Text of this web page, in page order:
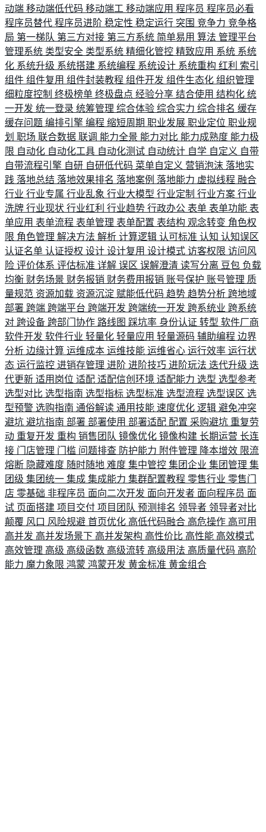
动端 移动端低代码 移动端工 移动端应用 程序员 程序员必看
程序员替代 程序员进阶 稳定性 稳定运行 突围 竞争力 竞争格
局 第一梯队 第三方对接 第三方系统 简单易用 算法 管理平台
管理系统 类型安全 类型系统 精细化管控 精致应用 系统 系统
化 系统升级 系统搭建 系统编程 系统设计 系统重构 红利 索引
组件 组件复用 组件封装教程 组件开发 组件生态化 组织管理
细粒度控制 终极榜单 终极盘点 经验分享 结合使用 结构化 统
一开发 统一登录 统筹管理 综合体验 综合实力 综合排名 缓存
缓存问题 编排引擎 编程 缩短周期 职业发展 职业定位 职业规
划 职场 联合数据 联调 能力全景 能力对比 能力成熟度 能力极
限 自动化 自动化工具 自动化测试 自动统计 自学 自定义 自带
自带流程引擎 自研 自研低代码 菜单自定义 营销泡沫 落地实
践 落地总结 落地效果排名 落地案例 落地能力 虚拟线程 融合
行业 行业专属 行业乱象 行业大模型 行业定制 行业方案 行业
洗牌 行业现状 行业红利 行业趋势 行政办公 表单 表单功能 表
单应用 表单流程 表单管理 表单配置 表结构 观念转变 角色权
限 角色管理 解决方法 解析 计算逻辑 认可标准 认知 认知误区
认证名单 认证授权 设计 设计复用 设计模式 访客权限 访问风
险 评价体系 评估标准 详解 误区 误解澄清 读写分离 豆包 负载
均衡 财务场景 财务报销 财务费用报销 账号保护 账号管理 质
量规范 资源加载 资源沉淀 赋能低代码 趋势 趋势分析 跨地域
部署 跨端 跨端平台 跨端开发 跨端统一开发 跨系统业 跨系统
对 跨设备 跨部门协作 路线图 踩坑率 身份认证 转型 软件厂商
软件开发 软件行业 轻量化 轻量应用 轻量源码 辅助编程 边界
分析 边缘计算 运维成本 运维技能 运维省心 运行效率 运行状
态 运行监控 进销存管理 进阶 进阶技巧 进阶玩法 迭代升级 迭
代更新 适用岗位 适配 适配信创环境 适配能力 选型 选型参考
选型对比 选型指南 选型指标 选型标准 选型流程 选型误区 选
型预警 选购指南 通俗解读 通用技能 速度优化 逻辑 避免冲突
避坑 避坑指南 部署 部署使用 部署适配 配置 采购避坑 重复劳
动 重复开发 重构 销售团队 镜像优化 镜像构建 长期运营 长连
接 门店管理 门槛 问题排查 防护能力 附件管理 降本增效 限流
熔断 隐藏难度 随时随地 难度 集中管控 集团企业 集团管理 集
团级 集团统一 集成 集成能力 集群配置教程 零售行业 零售门
店 零基础 非程序员 面向二次开发 面向开发者 面向程序员 面
试 页面搭建 项目交付 项目团队 预测排名 领导者 领导者对比
颠覆 风口 风险规避 首页优化 高低代码融合 高危操作 高可用
高并发 高并发场景下 高并发架构 高性价比 高性能 高效模式
高效管理 高级 高级函数 高级流转 高级用法 高质量代码 高阶
能力 魔力象限 鸿蒙 鸿蒙开发 黄金标准 黄金组合